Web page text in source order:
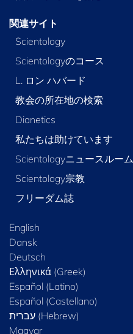
関連サイト
Scientology
Scientologyのコース
L. ロン ハバード
教会の所在地の検索
Dianetics
私たちは助けています
Scientologyニュースルーム
Scientology宗教
フリーダム誌
English
Dansk
Deutsch
Ελληνικά (Greek)
Español (Latino)
Español (Castellano)
Magyar